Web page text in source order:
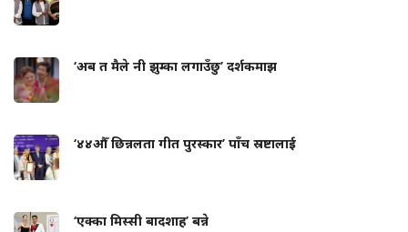
‘अब त मैले नी झुम्का लगाउँछु’ दर्शकमाझ
‘४४औँ छिन्नलता गीत पुरस्कार’ पाँच स्रष्टालाई
‘एक्का मिस्सी बादशाह’ बन्ने